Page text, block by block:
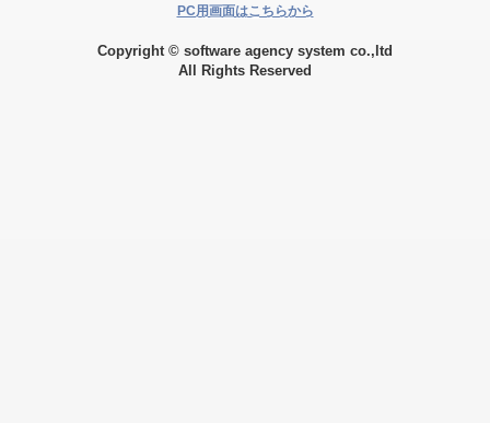
PC用画面はこちらから
Copyright © software agency system co.,ltd
All Rights Reserved